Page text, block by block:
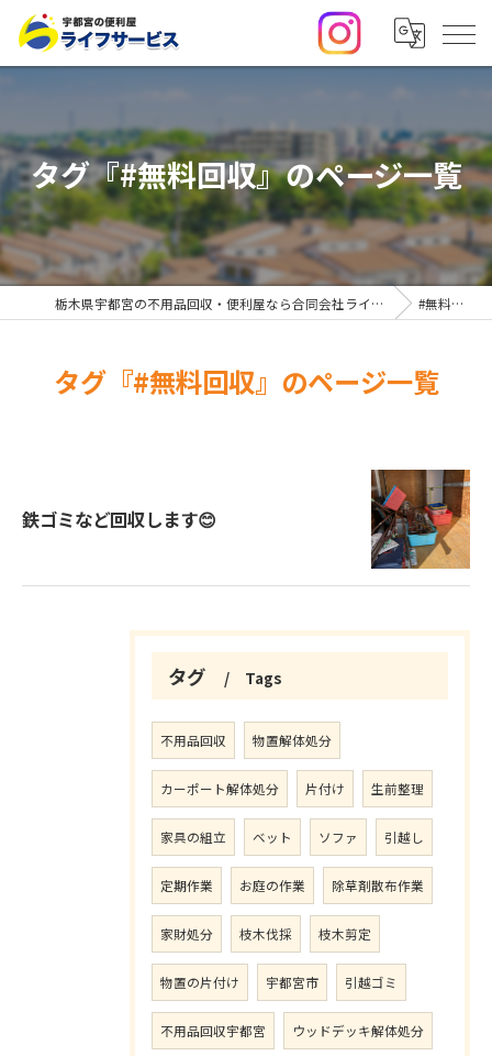
タグ『#無料回収』のページ一覧
栃木県宇都宮の不用品回収・便利屋なら合同会社ライフサービス #無料回収
タグ『#無料回収』のページ一覧
鉄ゴミなど回収します😊
タグ Tags
不用品回収 物置解体処分
カーポート解体処分 片付け 生前整理
家具の組立 ベット ソファ 引越し
定期作業 お庭の作業 除草剤散布作業
家財処分 枝木伐採 枝木剪定
物置の片付け 宇都宮市 引越ゴミ
不用品回収宇都宮 ウッドデッキ解体処分